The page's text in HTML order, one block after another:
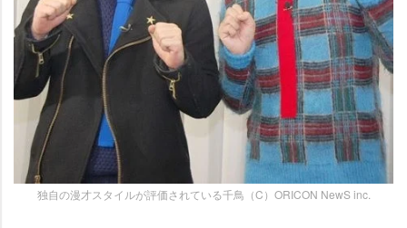
独自の漫才スタイルが評価されている千鳥（C）ORICON NewS inc.